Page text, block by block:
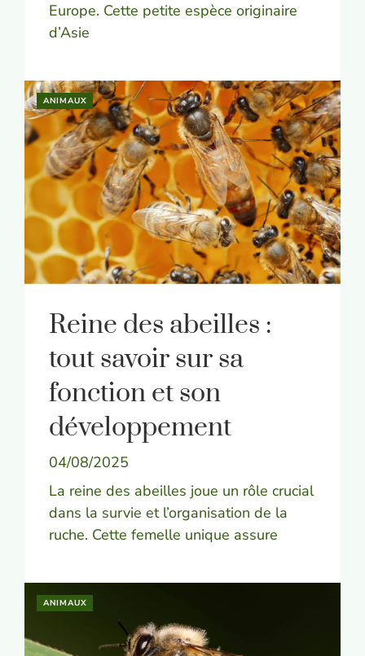
Europe. Cette petite espèce originaire
d’Asie
ANIMAUX
Reine des abeilles :
tout savoir sur sa
fonction et son
développement
04/08/2025
La reine des abeilles joue un rôle crucial
dans la survie et l’organisation de la
ruche. Cette femelle unique assure
ANIMAUX